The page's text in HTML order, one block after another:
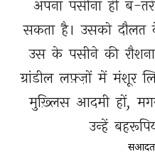
अपना पसीना ही ब-
सकता है। उसको दौलत
उस के पसीने की
ग्रांडील लफ़्ज़ों में मंशूर
मुख़्लिस आदमी हों,
उन्हें
सआदत